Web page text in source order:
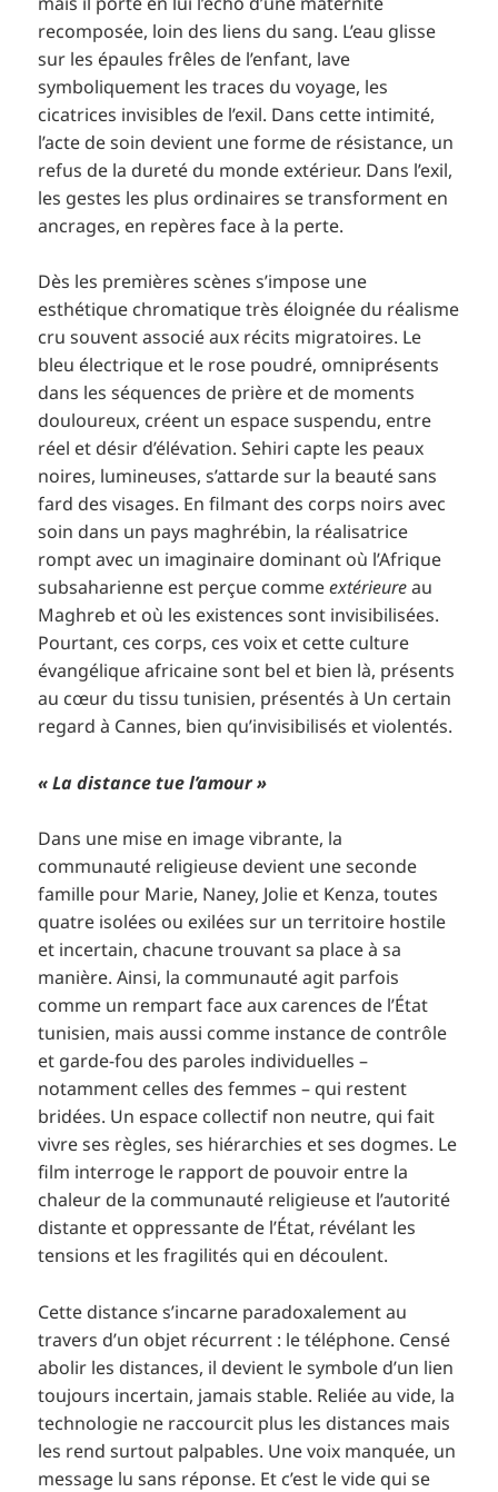
recomposée, loin des liens du sang. L’eau glisse
sur les épaules frêles de l’enfant, lave
symboliquement les traces du voyage, les
cicatrices invisibles de l’exil. Dans cette intimité,
l’acte de soin devient une forme de résistance, un
refus de la dureté du monde extérieur. Dans l’exil,
les gestes les plus ordinaires se transforment en
ancrages, en repères face à la perte.
Dès les premières scènes s’impose une
esthétique chromatique très éloignée du réalisme
cru souvent associé aux récits migratoires. Le
bleu électrique et le rose poudré, omniprésents
dans les séquences de prière et de moments
douloureux, créent un espace suspendu, entre
réel et désir d’élévation. Sehiri capte les peaux
noires, lumineuses, s’attarde sur la beauté sans
fard des visages. En filmant des corps noirs avec
soin dans un pays maghrébin, la réalisatrice
rompt avec un imaginaire dominant où l’Afrique
subsaharienne est perçue commeextérieureau
Maghreb et où les existences sont invisibilisées.
Pourtant, ces corps, ces voix et cette culture
évangélique africaine sont bel et bien là, présents
au cœur du tissu tunisien, présentés à Un certain
regard à Cannes, bien qu’invisibilisés et violentés.
« La distance tue l’amour »
Dans une mise en image vibrante, la
communauté religieuse devient une seconde
famille pour Marie, Naney, Jolie et Kenza, toutes
quatre isolées ou exilées sur un territoire hostile
et incertain, chacune trouvant sa place à sa
manière. Ainsi, la communauté agit parfois
comme un rempart face aux carences de l’État
tunisien, mais aussi comme instance de contrôle
et garde-fou des paroles individuelles –
notamment celles des femmes – qui restent
bridées. Un espace collectif non neutre, qui fait
vivre ses règles, ses hiérarchies et ses dogmes. Le
film interroge le rapport de pouvoir entre la
chaleur de la communauté religieuse et l’autorité
distante et oppressante de l’État, révélant les
tensions et les fragilités qui en découlent.
Cette distance s’incarne paradoxalement au
travers d’un objet récurrent : le téléphone. Censé
abolir les distances, il devient le symbole d’un lien
toujours incertain, jamais stable. Reliée au vide, la
technologie ne raccourcit plus les distances mais
les rend surtout palpables. Une voix manquée, un
message lu sans réponse. Et c’est le vide qui se